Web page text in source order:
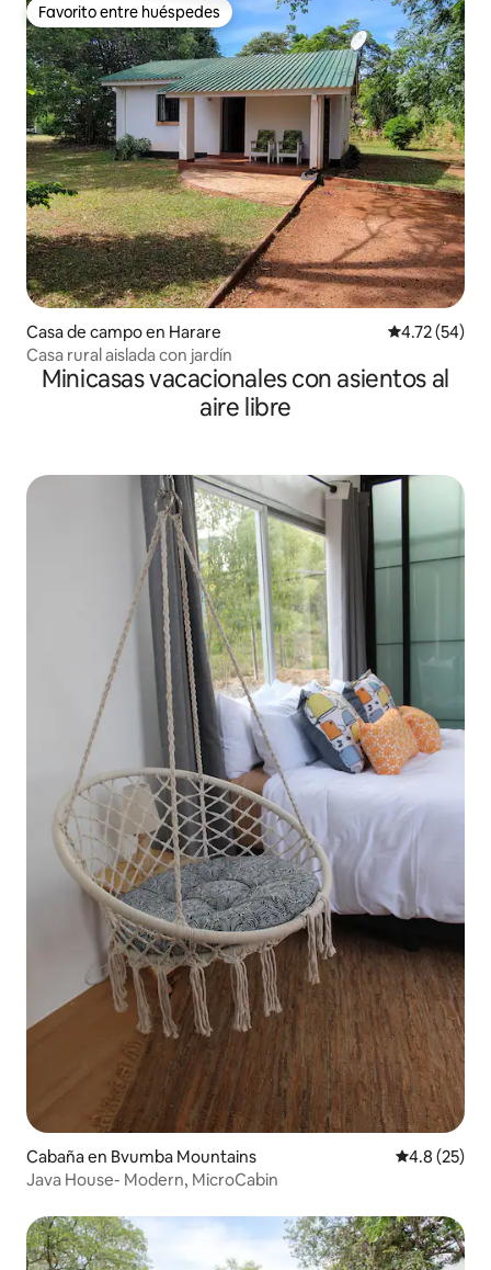
Favorito entre huéspedes
Favorito entre huéspedes
Casa de campo en Harare Calificación
4.72 (54)
Casa rural aislada con jardín
Minicasas vacacionales con asientos al
aire libre
Cabaña en Bvumba Mountains Calificación
4.8 (25)
Java House- Modern, MicroCabin